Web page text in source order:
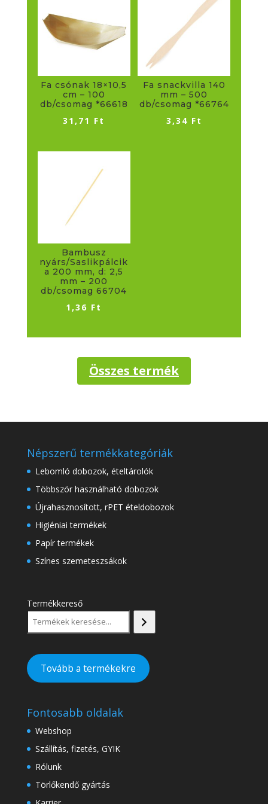
Fa csónak 18×10,5
cm – 100
db/csomag *66618
31,71 Ft
Fa snackvilla 140
mm – 500
db/csomag *66764
3,34 Ft
Bambusz
nyárs/Saslikpálcik
a 200 mm, d: 2,5
mm – 200
db/csomag 66704
1,36 Ft
Összes termék
Népszerű termékkategóriák
Lebomló dobozok, ételtárolók
Többször használható dobozok
Újrahasznosított, rPET ételdobozok
Higiéniai termékek
Papír termékek
Színes szemeteszsákok
Termékkereső
Tovább a termékekre
Fontosabb oldalak
Webshop
Szállítás, fizetés, GYIK
Rólunk
Törlőkendő gyártás